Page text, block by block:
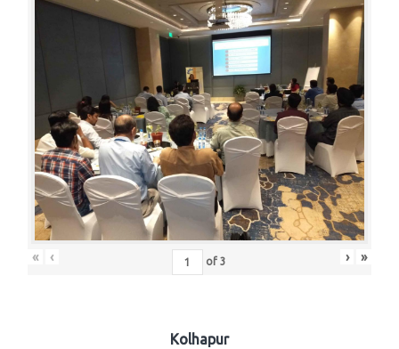
« ‹ of3 › »
Kolhapur